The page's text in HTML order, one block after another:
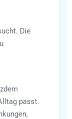
Die
passt.